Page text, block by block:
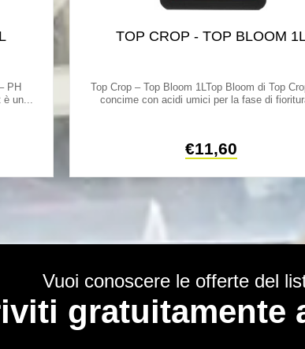
PH
un...
TOP CROP - TOP BLOOM
Top Crop – Top Bloom 1LTop Bloom di Top
concime con acidi umici per la fase di
€11,60
Vuoi conoscere le offerte del
gratuitamente